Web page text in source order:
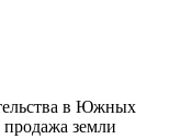
в Южных
продажа земли